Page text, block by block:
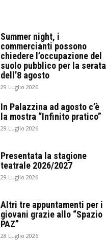
Summer night, i
commercianti possono
chiedere l’occupazione del
suolo pubblico per la serata
dell’8 agosto
29 Luglio 2026
In Palazzina ad agosto c’è
la mostra “Infinito pratico”
29 Luglio 2026
Presentata la stagione
teatrale 2026/2027
29 Luglio 2026
Altri tre appuntamenti per i
giovani grazie allo “Spazio
PAZ”
28 Luglio 2026